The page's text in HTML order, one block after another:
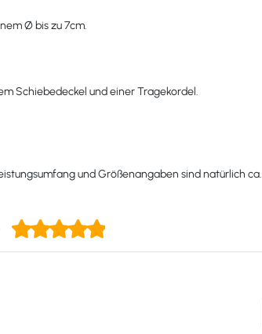
Ø bis zu 7cm.
Schiebedeckel und einer Tragekordel.
und Größenangaben sind natürlich